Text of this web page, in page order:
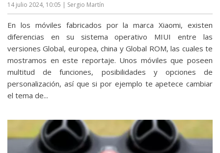
14 julio 2024, 10:05 | Sergio Martín
En los móviles fabricados por la marca Xiaomi, existen
diferencias en su sistema operativo MIUI entre las
versiones Global, europea, china y Global ROM, las cuales te
mostramos en este reportaje. Unos móviles que poseen
multitud de funciones, posibilidades y opciones de
personalización, así que si por ejemplo te apetece cambiar
el tema de...